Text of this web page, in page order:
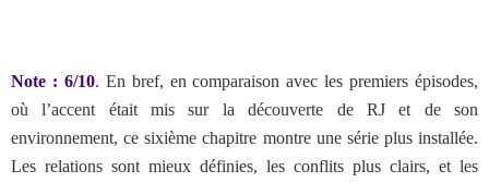
Note : 6/10. En bref, en comparaison avec les premiers épisodes,
où l’accent était mis sur la découverte de RJ et de son
environnement, ce sixième chapitre montre une série plus installée.
Les relations sont mieux définies, les conflits plus clairs, et les